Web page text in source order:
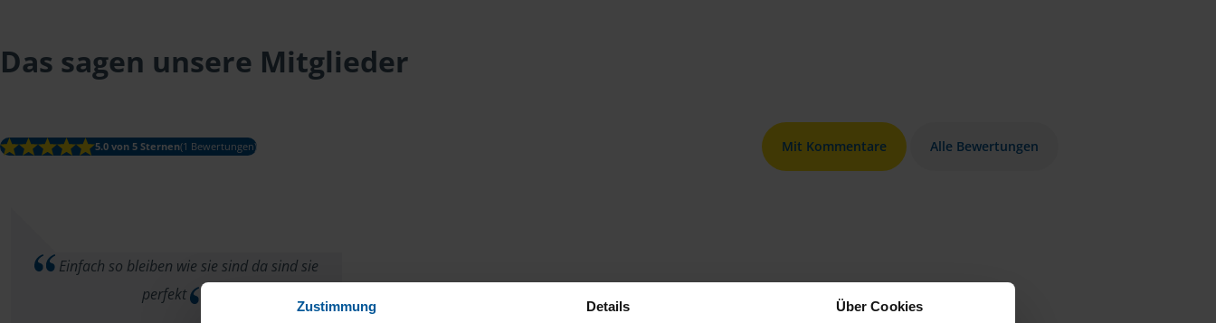
Zustimmung Details Über Cookies
Das sagen unsere Mitglieder
5.0 von 5 Sternen(1 Bewertungen) Mit Kommentare Alle Bewertungen
Einfach so bleiben wie sie sind da sind sie
perfekt